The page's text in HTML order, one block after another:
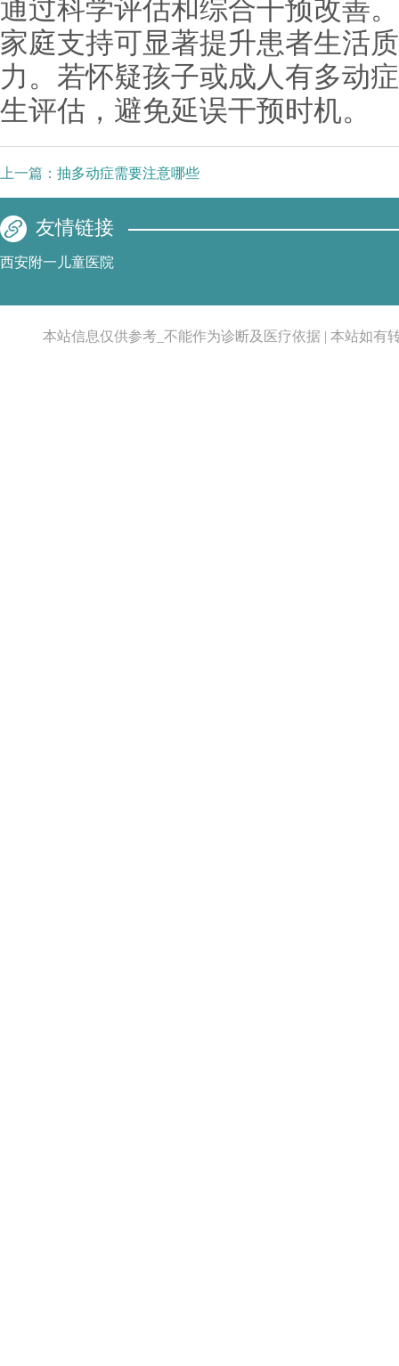
通过科学评估和综合干预改善
家庭支持可显著提升患者生活
力。若怀疑孩子或成人有多动
生评估，避免延误干预时机。
上一篇： 抽多动症需要注意哪些
友情链接
西安附一儿童医院
本站信息仅供参考_不能作为诊断及医疗依据 | 本站如